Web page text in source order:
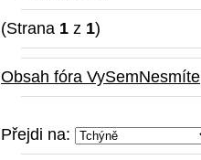
(Strana 1 z 1)
Obsah fóra VySemNesmíte
Přejdi na: